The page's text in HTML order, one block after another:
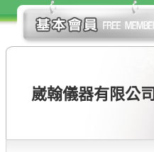
崴翰儀器有限公司